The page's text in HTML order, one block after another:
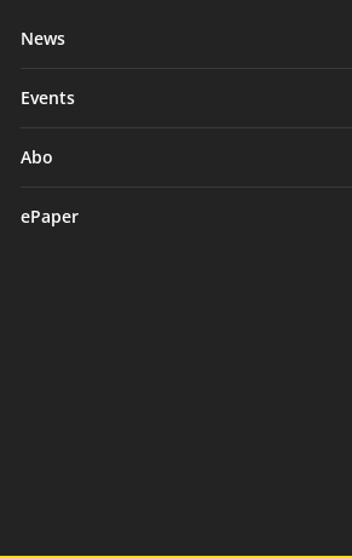
News
Events
Abo
ePaper